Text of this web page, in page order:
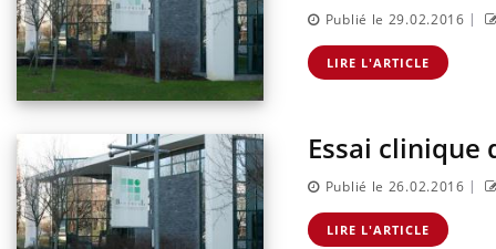
Publié le 29.02.2016 |
LIRE L'ARTICLE
Essai clinique
Publié le 26.02.2016 |
LIRE L'ARTICLE